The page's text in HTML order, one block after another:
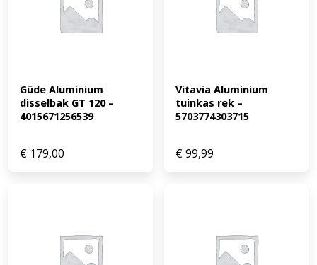
Güde Aluminium
disselbak GT 120 –
4015671256539
€ 179,00
Vitavia Aluminium
tuinkas rek –
5703774303715
€99,99